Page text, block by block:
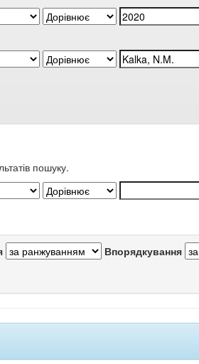
пошуку.
Впорядкування